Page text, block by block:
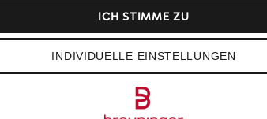
INDIVIDUELLE EINSTELLUNGEN
ICH STIMME ZU